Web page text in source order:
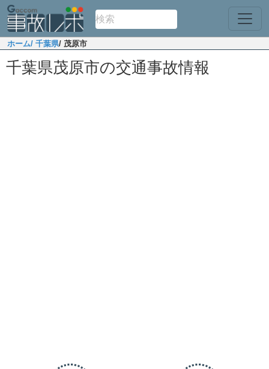
ホーム/ 千葉県/ 茂原市
千葉県茂原市の交通事故情報